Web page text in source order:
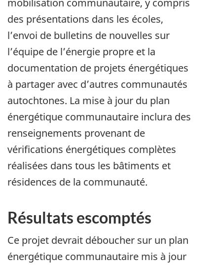
mobilisation communautaire, y compris
des présentations dans les écoles,
l’envoi de bulletins de nouvelles sur
l’équipe de l’énergie propre et la
documentation de projets énergétiques
à partager avec d’autres communautés
autochtones. La mise à jour du plan
énergétique communautaire inclura des
renseignements provenant de
vérifications énergétiques complètes
réalisées dans tous les bâtiments et
résidences de la communauté.
Résultats escomptés
Ce projet devrait déboucher sur un plan
énergétique communautaire mis à jour